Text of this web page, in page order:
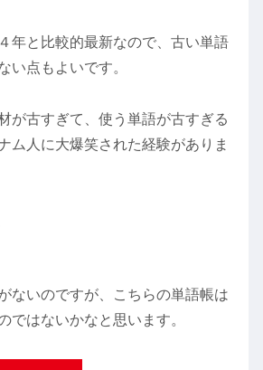
年と比較的最新なので、古い単語
い点もよいです。
が古すぎて、使う単語が古すぎる
ム人に大爆笑された経験がありま
ないのですが、こちらの単語帳は
ではないかなと思います。